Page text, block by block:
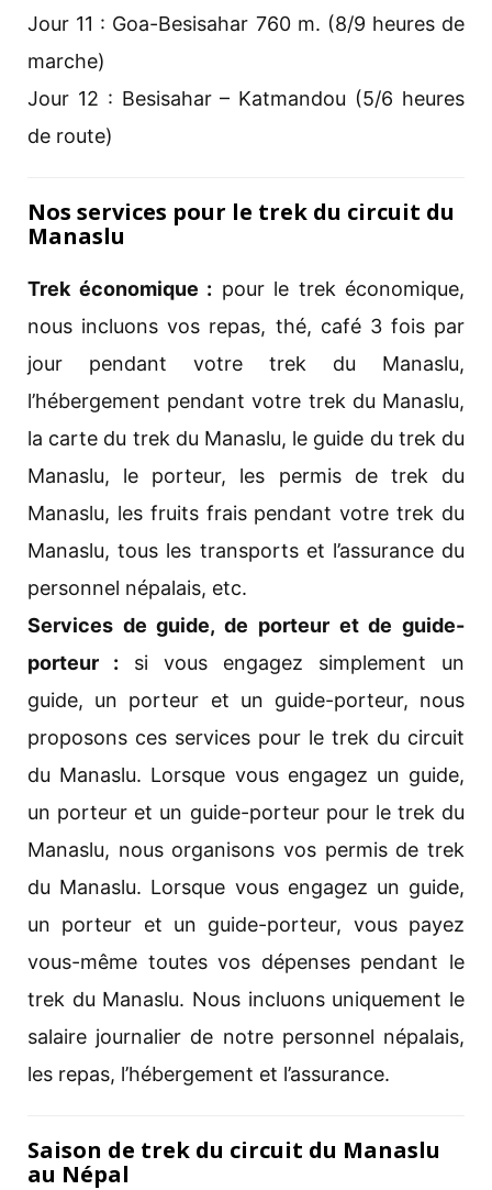
Jour 11 : Goa-Besisahar 760 m. (8/9 heures de
marche)
Jour 12 : Besisahar – Katmandou (5/6 heures
de route)
Nos services pour le trek du circuit du
Manaslu
Trek économique : pour le trek économique,
nous incluons vos repas, thé, café 3 fois par
jour pendant votre trek du Manaslu,
l’hébergement pendant votre trek du Manaslu,
la carte du trek du Manaslu, le guide du trek du
Manaslu, le porteur, les permis de trek du
Manaslu, les fruits frais pendant votre trek du
Manaslu, tous les transports et l’assurance du
personnel népalais, etc.
Services de guide, de porteur et de guide-
porteur : si vous engagez simplement un
guide, un porteur et un guide-porteur, nous
proposons ces services pour le trek du circuit
du Manaslu. Lorsque vous engagez un guide,
un porteur et un guide-porteur pour le trek du
Manaslu, nous organisons vos permis de trek
du Manaslu. Lorsque vous engagez un guide,
un porteur et un guide-porteur, vous payez
vous-même toutes vos dépenses pendant le
trek du Manaslu. Nous incluons uniquement le
salaire journalier de notre personnel népalais,
les repas, l’hébergement et l’assurance.
Saison de trek du circuit du Manaslu
au Népal